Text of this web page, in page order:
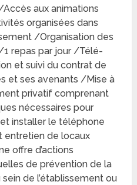
aux animations
organisées dans
/Organisation des
repas par jour /Télé-
et suivi du contrat de
et ses avenants /Mise à
privatif comprenant
nécessaires pour
installer le téléphone
entretien de locaux
offre d’actions
de prévention de la
de l’établissement ou